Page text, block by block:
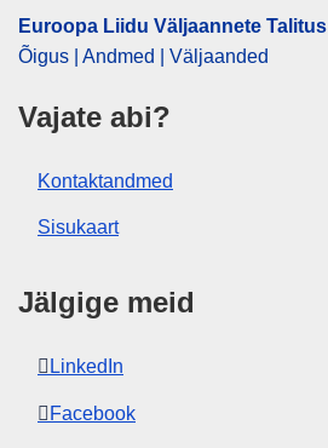
pdfa2a
Euroopa Liidu Väljaannete Talitus
Õigus | Andmed | Väljaanded
Vajate abi?
Kontaktandmed
Sisukaart
Jälgige meid
LinkedIn
Facebook